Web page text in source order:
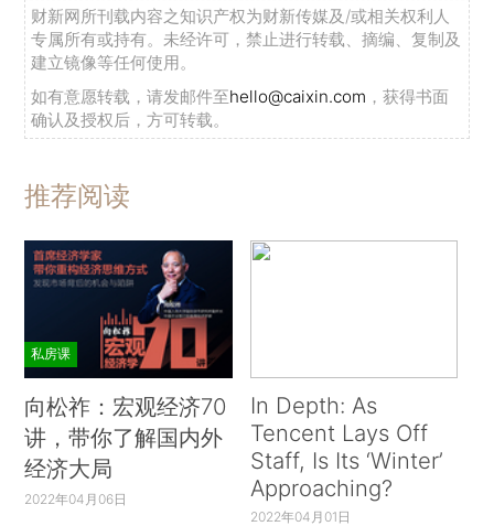
财新网所刊载内容之知识产权为财新传媒及/或相关权利人
专属所有或持有。未经许可，禁止进行转载、摘编、复制及
建立镜像等任何使用。
如有意愿转载，请发邮件至hello@caixin.com ，获得书面
确认及授权后，方可转载。
推荐阅读
私房课
向松祚：宏观经济70
讲，带你了解国内外
经济大局
2022年04月06日
In Depth: As
Tencent Lays Off
Staff, Is Its ‘Winter’
Approaching?
2022年04月01日